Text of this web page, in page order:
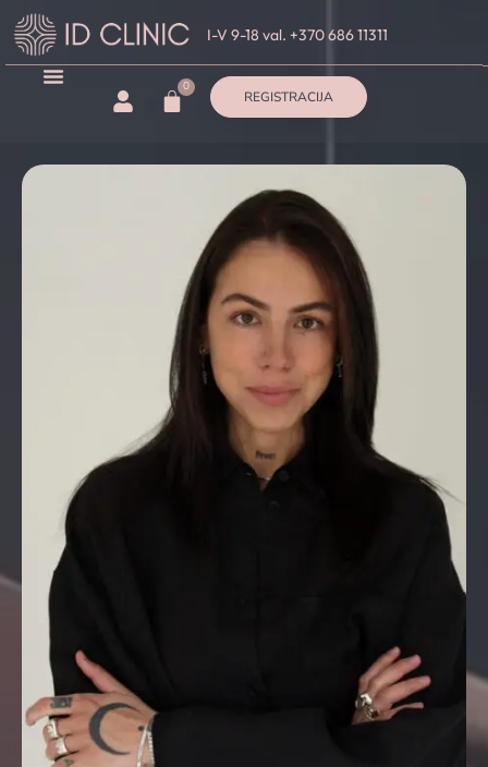
I-V 9-18 val. +370 686 11311
REGISTRACIJA
0